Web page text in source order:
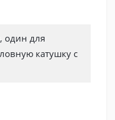
один для
катушку с